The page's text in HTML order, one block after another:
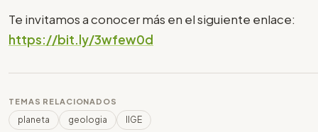
Te invitamos a conocer más en el siguiente enlace:
https://bit.ly/3wfew0d
TEMAS RELACIONADOS
planeta geologia IIGE